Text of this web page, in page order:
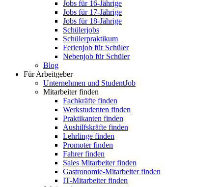
Jobs für 16-Jährige
Jobs für 17-Jährige
Jobs für 18-Jährige
Schülerjobs
Schülerpraktikum
Ferienjob für Schüler
Nebenjob für Schüler
Blog
Für Arbeitgeber
Unternehmen und StudentJob
Mitarbeiter finden
Fachkräfte finden
Werkstudenten finden
Praktikanten finden
Aushilfskräfte finden
Lehrlinge finden
Promoter finden
Fahrer finden
Sales Mitarbeiter finden
Gastronomie-Mitarbeiter finden
IT-Mitarbeiter finden